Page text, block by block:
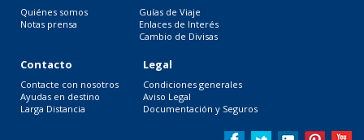
Quiénes somos
Notas prensa
Guías de Viaje
Enlaces de Interés
Cambio de Divisas
Contacto
Contacte con nosotros
Ayudas en destino
Larga Distancia
Legal
Condiciones generales
Aviso Legal
Documentación y Seguros